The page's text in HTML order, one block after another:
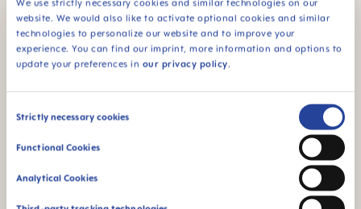
We use strictly necessary cookies and similar technologies on our
website. We would also like to activate optional cookies and similar
technologies to personalize our website and to improve your
experience. You can find our imprint, more information and options to
update your preferences in our privacy policy.
Consent
Strictly necessary cookies
Functional Cookies
Analytical Cookies
BPA & BPS FREE
produit MAM ne
contient pas de BPA
conformément à la
vigueur. Il ne contient
pas non plus de BPS.
Pour les bébés dès